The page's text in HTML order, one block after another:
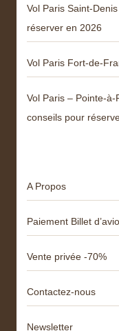
Vol Paris Saint-
réserver en 2026
Vol Paris Fort-de-
Vol Paris – Pointe-
conseils pour
A Propos
Paiement Billet
Vente privée -70%
Contactez-nous
Newsletter